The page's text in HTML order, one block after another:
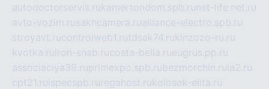
autodoctorservis.rukamertondom.spb.ru net-life.net.ru
avto-vozim.rusakhcamera.rualliance-electro.spb.ru
stroyavt.rucontrolweb1.rutdsak74.rukinzozo-ru.ru
kvotka.ru iron-snab.rucosta-bella.rueugrus.pp.ru
associaciya39.ruprimexpo.spb.rubezmorchin.ru ia2.ru
cpt21.ru ispecspb.ru regahost.rukolosok-elita.ru